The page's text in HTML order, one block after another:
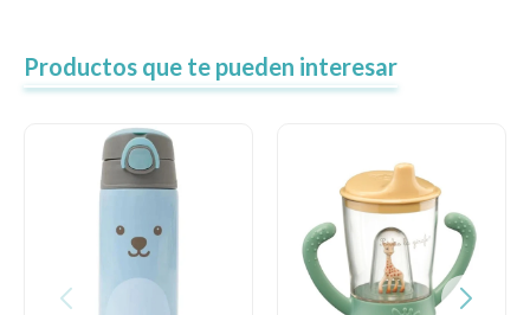
Productos que te pueden interesar
Local MVD Kids